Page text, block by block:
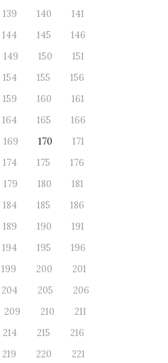
139 140
141
144 145
146
149 150
151
154 155
156
159 160
161
164 165
166
169 170
171
174 175
176
179 180
181
184 185
186
189 190
191
194 195
196
199 200
201
204 205
206
209 210
211
214 215
216
219 220
221